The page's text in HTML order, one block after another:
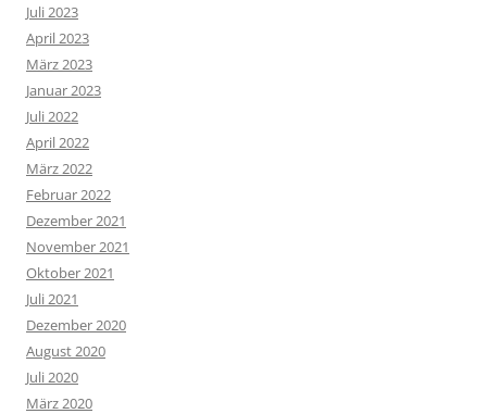
Juli 2023
April 2023
März 2023
Januar 2023
Juli 2022
April 2022
März 2022
Februar 2022
Dezember 2021
November 2021
Oktober 2021
Juli 2021
Dezember 2020
August 2020
Juli 2020
März 2020